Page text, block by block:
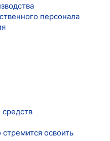
персонала
стремится освоить